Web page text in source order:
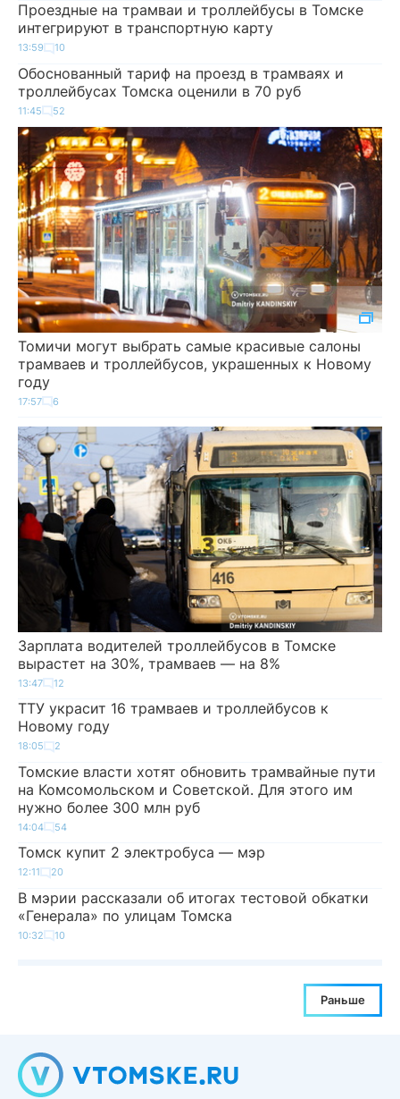
Проездные на трамваи и троллейбусы в Томске
интегрируют в транспортную карту
13:59 10
Обоснованный тариф на проезд в трамваях и
троллейбусах Томска оценили в 70 руб
11:45 52
Томичи могут выбрать самые красивые салоны
трамваев и троллейбусов, украшенных к Новому
году
17:57 6
Зарплата водителей троллейбусов в Томске
вырастет на 30%, трамваев — на 8%
13:47 12
ТТУ украсит 16 трамваев и троллейбусов к
Новому году
18:05 2
Томские власти хотят обновить трамвайные пути
на Комсомольском и Советской. Для этого им
нужно более 300 млн руб
14:04 54
Томск купит 2 электробуса — мэр
12:11 20
В мэрии рассказали об итогах тестовой обкатки
«Генерала» по улицам Томска
10:32 10
Раньше